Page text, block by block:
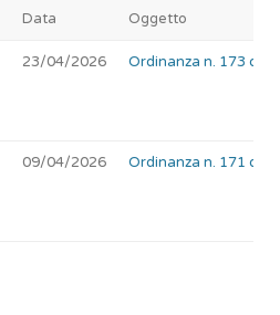
Data Oggetto
23/04/2026 Ordinanza n. 173 del
09/04/2026 Ordinanza n. 171 del